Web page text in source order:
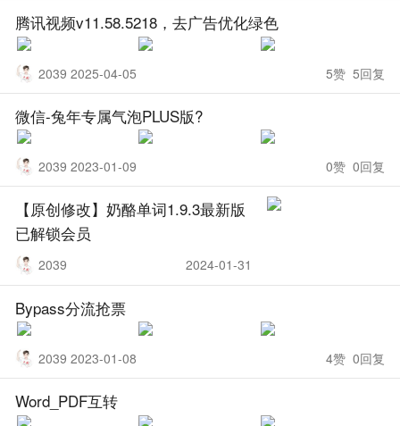
腾讯视频v11.58.5218，去广告优化绿色
2039 2025-04-05 5赞 5回复
微信-兔年专属气泡PLUS版?
2039 2023-01-09 0赞 0回复
【原创修改】奶酪单词1.9.3最新版
已解锁会员
2039 2024-01-31
Bypass分流抢票
2039 2023-01-08 4赞 0回复
Word_PDF互转